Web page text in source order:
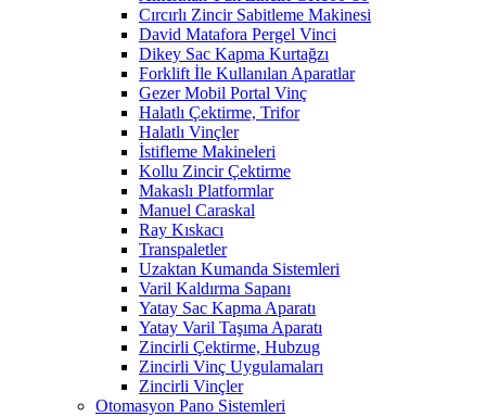
Cırcırlı Zincir Sabitleme Makinesi
David Matafora Pergel Vinci
Dikey Sac Kapma Kurtağzı
Forklift İle Kullanılan Aparatlar
Gezer Mobil Portal Vinç
Halatlı Çektirme, Trifor
Halatlı Vinçler
İstifleme Makineleri
Kollu Zincir Çektirme
Makaslı Platformlar
Manuel Caraskal
Ray Kıskacı
Transpaletler
Uzaktan Kumanda Sistemleri
Varil Kaldırma Sapanı
Yatay Sac Kapma Aparatı
Yatay Varil Taşıma Aparatı
Zincirli Çektirme, Hubzug
Zincirli Vinç Uygulamaları
Zincirli Vinçler
Otomasyon Pano Sistemleri